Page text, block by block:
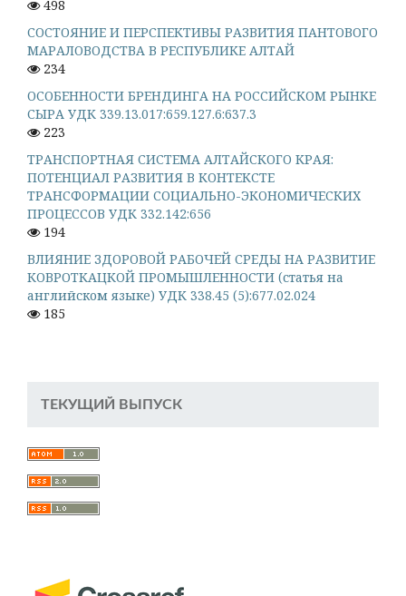
498
СОСТОЯНИЕ И ПЕРСПЕКТИВЫ РАЗВИТИЯ ПАНТОВОГО
МАРАЛОВОДСТВА В РЕСПУБЛИКЕ АЛТАЙ
234
ОСОБЕННОСТИ БРЕНДИНГА НА РОССИЙСКОМ РЫНКЕ
СЫРА УДК 339.13.017:659.127.6:637.3
223
ТРАНСПОРТНАЯ СИСТЕМА АЛТАЙСКОГО КРАЯ:
ПОТЕНЦИАЛ РАЗВИТИЯ В КОНТЕКСТЕ
ТРАНСФОРМАЦИИ СОЦИАЛЬНО-ЭКОНОМИЧЕСКИХ
ПРОЦЕССОВ УДК 332.142:656
194
ВЛИЯНИЕ ЗДОРОВОЙ РАБОЧЕЙ СРЕДЫ НА РАЗВИТИЕ
КОВРОТКАЦКОЙ ПРОМЫШЛЕННОСТИ (статья на
английском языке) УДК 338.45 (5):677.02.024
185
ТЕКУЩИЙ ВЫПУСК